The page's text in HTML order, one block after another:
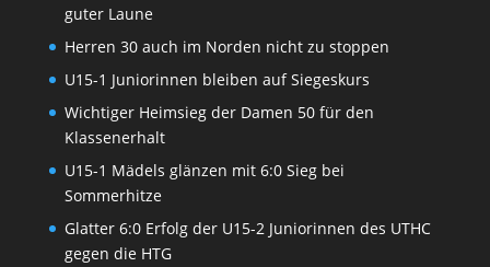
guter Laune
Herren 30 auch im Norden nicht zu stoppen
U15-1 Juniorinnen bleiben auf Siegeskurs
Wichtiger Heimsieg der Damen 50 für den
Klassenerhalt
U15-1 Mädels glänzen mit 6:0 Sieg bei
Sommerhitze
Glatter 6:0 Erfolg der U15-2 Juniorinnen des UTHC
gegen die HTG